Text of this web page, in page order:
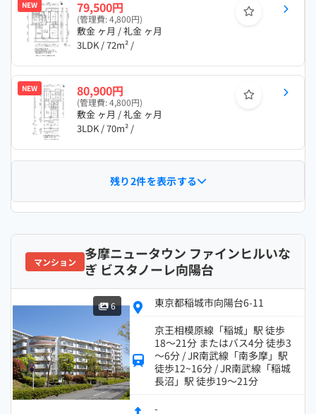
NEW 79,500円
(管理費: 4,800円)
敷金 ヶ月 / 礼金 ヶ月
3LDK / 72m² /
NEW 80,900円
(管理費: 4,800円)
敷金 ヶ月 / 礼金 ヶ月
3LDK / 70m² /
残り2件を表示する
マンション
多摩ニュータウン ファインヒルいな
ぎ ビスタノーレ向陽台
6
東京都稲城市向陽台6-11
京王相模原線「稲城」駅 徒歩
18～21分 またはバス4分 徒歩3
～6分 / JR南武線「南多摩」駅
徒歩12~16分 / JR南武線「稲城
長沼」駅 徒歩19～21分
-